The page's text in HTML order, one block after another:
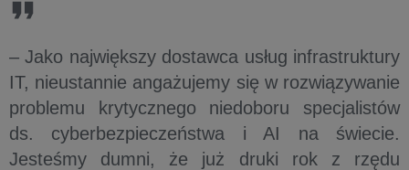
– Jako największy dostawca usług infrastruktury
IT, nieustannie angażujemy się w rozwiązywanie
problemu krytycznego niedoboru specjalistów
ds. cyberbezpieczeństwa i AI na świecie.
Jesteśmy dumni, że już druki rok z rzędu